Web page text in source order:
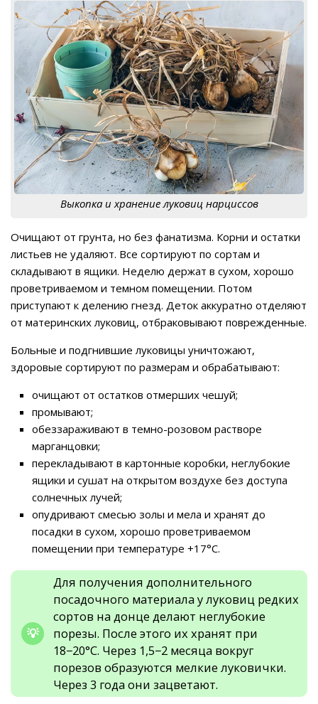
Выкопка и хранение луковиц нарциссов
Очищают от грунта, но без фанатизма. Корни и остатки
листьев не удаляют. Все сортируют по сортам и
складывают в ящики. Неделю держат в сухом, хорошо
проветриваемом и темном помещении. Потом
приступают к делению гнезд. Деток аккуратно отделяют
от материнских луковиц, отбраковывают поврежденные.
Больные и подгнившие луковицы уничтожают,
здоровые сортируют по размерам и обрабатывают:
очищают от остатков отмерших чешуй;
промывают;
обеззараживают в темно-розовом растворе
марганцовки;
перекладывают в картонные коробки, неглубокие
ящики и сушат на открытом воздухе без доступа
солнечных лучей;
опудривают смесью золы и мела и хранят до
посадки в сухом, хорошо проветриваемом
помещении при температуре +17°C.
Для получения дополнительного
посадочного материала у луковиц редких
сортов на донце делают неглубокие
порезы. После этого их хранят при
18−20°C. Через 1,5−2 месяца вокруг
порезов образуются мелкие луковички.
Через 3 года они зацветают.